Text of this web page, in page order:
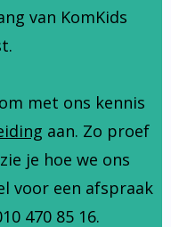
van KomKids
met ons kennis
aan. Zo proef
je hoe we ons
voor een afspraak
470 85 16.